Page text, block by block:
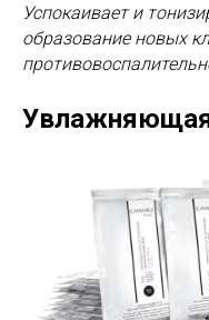
Успокаивает и
образование новых